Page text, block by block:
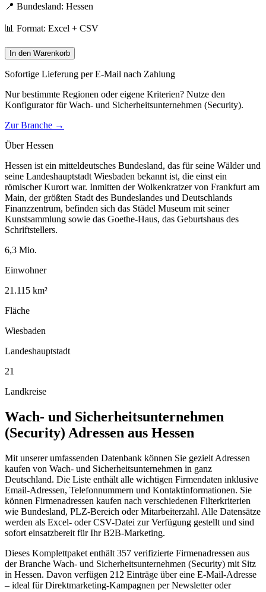
📍 Bundesland: Hessen
📊 Format: Excel + CSV
In den Warenkorb
Sofortige Lieferung per E-Mail nach Zahlung
Nur bestimmte Regionen oder eigene Kriterien? Nutze den
Konfigurator fürWach- und Sicherheitsunternehmen (Security).
Zur Branche →
ÜberHessen
Hessen ist ein mitteldeutsches Bundesland, das für seine Wälder und
seine Landeshauptstadt Wiesbaden bekannt ist, die einst ein
römischer Kurort war. Inmitten der Wolkenkratzer von Frankfurt am
Main, der größten Stadt des Bundeslandes und Deutschlands
Finanzzentrum, befinden sich das Städel Museum mit seiner
Kunstsammlung sowie das Goethe-Haus, das Geburtshaus des
Schriftstellers.
6,3 Mio.
Einwohner
21.115 km²
Fläche
Wiesbaden
Landeshauptstadt
21
Landkreise
Wach- und Sicherheitsunternehmen
(Security) Adressen aus Hessen
Mit unserer umfassenden Datenbank können Sie gezielt Adressen
kaufen von Wach- und Sicherheitsunternehmen in ganz
Deutschland. Die Liste enthält alle wichtigen Firmendaten inklusive
Email-Adressen, Telefonnummern und Kontaktinformationen. Sie
können Firmenadressen kaufen nach verschiedenen Filterkriterien
wie Bundesland, PLZ-Bereich oder Mitarbeiterzahl. Alle Datensätze
werden als Excel- oder CSV-Datei zur Verfügung gestellt und sind
sofort einsatzbereit für Ihr B2B-Marketing.
Dieses Komplettpaket enthält 357 verifizierte Firmenadressen aus
der Branche Wach- und Sicherheitsunternehmen (Security) mit Sitz
in Hessen. Davon verfügen 212 Einträge über eine E-Mail-Adresse
– ideal für Direktmarketing-Kampagnen per Newsletter oder